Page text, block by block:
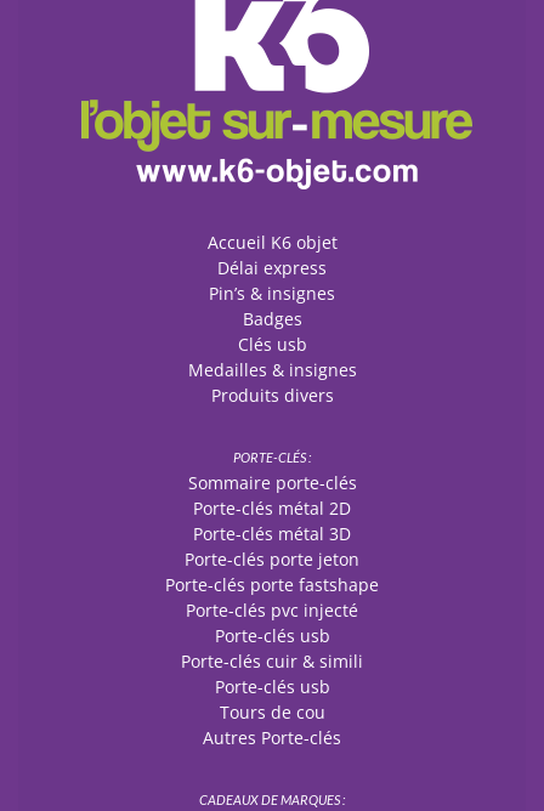
Accueil K6 objet
Délai express
Pin’s & insignes
Badges
Clés usb
Medailles & insignes
Produits divers
PORTE-CLÉS :
Sommaire porte-clés
Porte-clés métal 2D
Porte-clés métal 3D
Porte-clés porte jeton
Porte-clés porte fastshape
Porte-clés pvc injecté
Porte-clés usb
Porte-clés cuir & simili
Porte-clés usb
Tours de cou
Autres Porte-clés
CADEAUX DE MARQUES :